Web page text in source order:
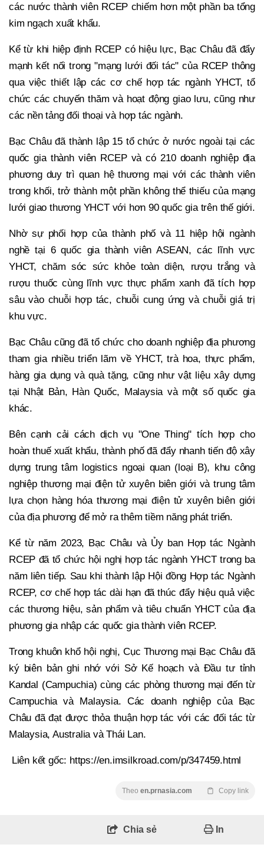
các nước thành viên RCEP chiếm hơn một phần ba tổng
kim ngạch xuất khẩu.
Kể từ khi hiệp định RCEP có hiệu lực, Bạc Châu đã đẩy
mạnh kết nối trong "mạng lưới đối tác" của RCEP thông
qua việc thiết lập các cơ chế hợp tác ngành YHCT, tổ
chức các chuyến thăm và hoạt động giao lưu, cũng như
các nền tảng đối thoại và hợp tác ngành.
Bạc Châu đã thành lập 15 tổ chức ở nước ngoài tại các
quốc gia thành viên RCEP và có 210 doanh nghiệp địa
phương duy trì quan hệ thương mại với các thành viên
trong khối, trở thành một phần không thể thiếu của mạng
lưới giao thương YHCT với hơn 90 quốc gia trên thế giới.
Nhờ sự phối hợp của thành phố và 11 hiệp hội ngành
nghề tại 6 quốc gia thành viên ASEAN, các lĩnh vực
YHCT, chăm sóc sức khỏe toàn diện, rượu trắng và
rượu thuốc cùng lĩnh vực thực phẩm xanh đã tích hợp
sâu vào chuỗi hợp tác, chuỗi cung ứng và chuỗi giá trị
khu vực.
Bạc Châu cũng đã tổ chức cho doanh nghiệp địa phương
tham gia nhiều triển lãm về YHCT, trà hoa, thực phẩm,
hàng gia dụng và quà tặng, cũng như vật liệu xây dựng
tại Nhật Bản, Hàn Quốc, Malaysia và một số quốc gia
khác.
Bên cạnh cải cách dịch vụ "One Thing" tích hợp cho
hoàn thuế xuất khẩu, thành phố đã đẩy nhanh tiến độ xây
dựng trung tâm logistics ngoại quan (loại B), khu công
nghiệp thương mại điện tử xuyên biên giới và trung tâm
lựa chọn hàng hóa thương mại điện tử xuyên biên giới
của địa phương để mở ra thêm tiềm năng phát triển.
Kể từ năm 2023, Bạc Châu và Ủy ban Hợp tác Ngành
RCEP đã tổ chức hội nghị hợp tác ngành YHCT trong ba
năm liên tiếp. Sau khi thành lập Hội đồng Hợp tác Ngành
RCEP, cơ chế hợp tác dài hạn đã thúc đẩy hiệu quả việc
các thương hiệu, sản phẩm và tiêu chuẩn YHCT của địa
phương gia nhập các quốc gia thành viên RCEP.
Trong khuôn khổ hội nghị, Cục Thương mại Bạc Châu đã
ký biên bản ghi nhớ với Sở Kế hoạch và Đầu tư tỉnh
Kandal (Campuchia) cùng các phòng thương mại đến từ
Campuchia và Malaysia. Các doanh nghiệp của Bạc
Châu đã đạt được thỏa thuận hợp tác với các đối tác từ
Malaysia, Australia và Thái Lan.
Liên kết gốc: https://en.imsilkroad.com/p/347459.html
Theo en.prnasia.com Copy link
Chia sẻ In